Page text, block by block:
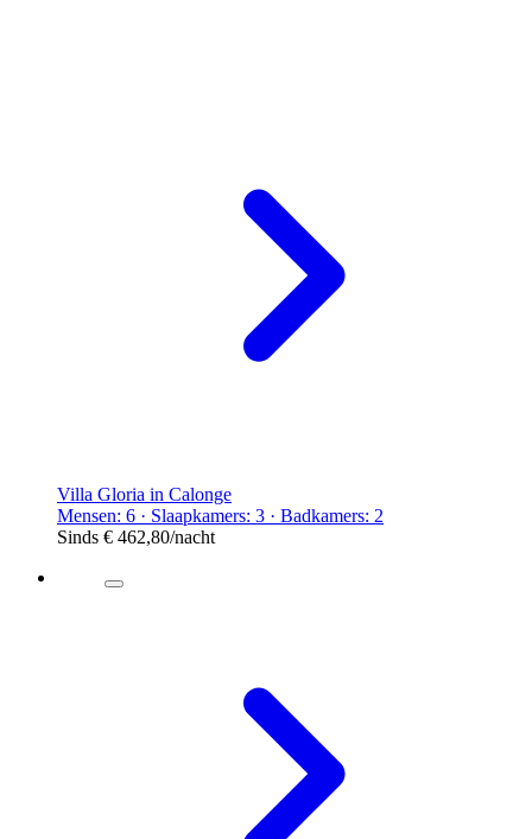
Villa Gloria in Calonge
Mensen: 6 · Slaapkamers: 3 · Badkamers: 2
Sinds € 462,80/nacht